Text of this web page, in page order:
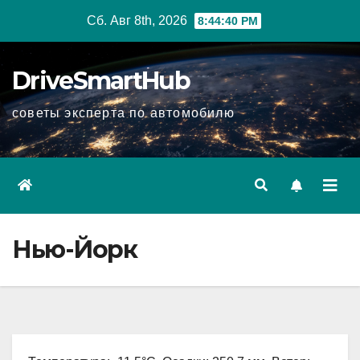
Сб. Авг 8th, 2026 8:44:41 PM
DriveSmartHub
советы эксперта по автомобилю
Нью-Йорк